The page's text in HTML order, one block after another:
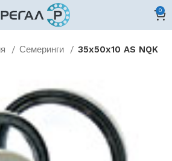
0
Семеринги 35x50x10 AS NQK